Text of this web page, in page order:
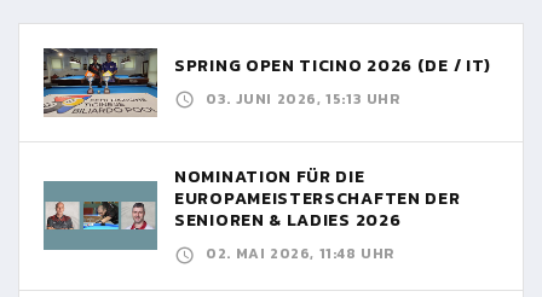
SPRING OPEN TICINO 2026 (DE / IT)
03. JUNI 2026, 15:13 UHR
NOMINATION FÜR DIE
EUROPAMEISTERSCHAFTEN DER
SENIOREN & LADIES 2026
02. MAI 2026, 11:48 UHR